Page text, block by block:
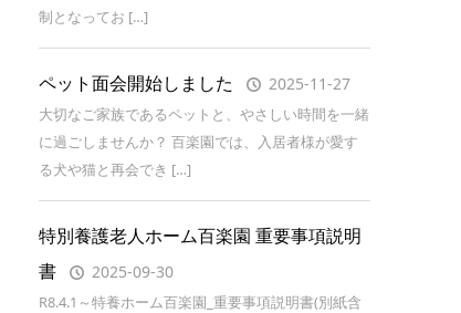
制となってお […]
ペット面会開始しました 2025-11-27
大切なご家族であるペットと、やさしい時間を一緒
に過ごしませんか？ 百楽園では、入居者様が愛す
る犬や猫と再会でき […]
特別養護老人ホーム百楽園 重要事項説明
書
2025-09-30
R8.4.1～特養ホーム百楽園_重要事項説明書(別紙含